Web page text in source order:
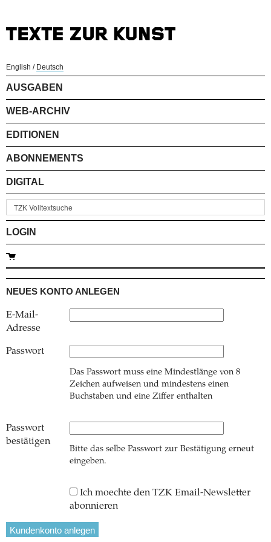
English / Deutsch
AUSGABEN
WEB-ARCHIV
EDITIONEN
ABONNEMENTS
DIGITAL
LOGIN
NEUES KONTO ANLEGEN
E-Mail-
Adresse
Passwort
Das Passwort muss eine Mindestlänge von 8
Zeichen aufweisen und mindestens einen
Buchstaben und eine Ziffer enthalten
Passwort
bestätigen
Bitte das selbe Passwort zur Bestätigung erneut
eingeben.
Ich moechte den TZK Email-Newsletter
abonnieren